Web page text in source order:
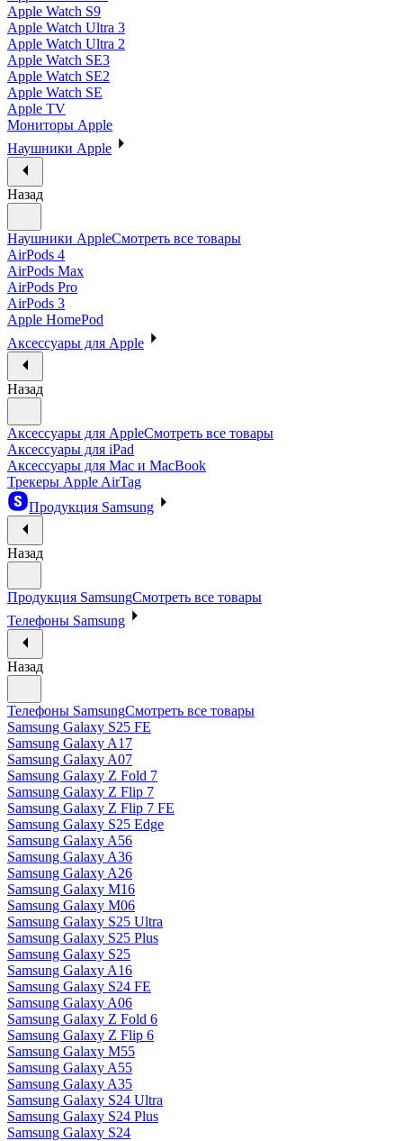
Apple Watch S9
Apple Watch Ultra 3
Apple Watch Ultra 2
Apple Watch SE3
Apple Watch SE2
Apple Watch SE
Apple TV
Мониторы Apple
Наушники Apple
Назад
Наушники AppleСмотреть все товары
AirPods 4
AirPods Max
AirPods Pro
AirPods 3
Apple HomePod
Аксессуары для Apple
Назад
Аксессуары для AppleСмотреть все товары
Аксессуары для iPad
Аксессуары для Mac и MacBook
Трекеры Apple AirTag
Продукция Samsung
Назад
Продукция SamsungСмотреть все товары
Телефоны Samsung
Назад
Телефоны SamsungСмотреть все товары
Samsung Galaxy S25 FE
Samsung Galaxy A17
Samsung Galaxy A07
Samsung Galaxy Z Fold 7
Samsung Galaxy Z Flip 7
Samsung Galaxy Z Flip 7 FE
Samsung Galaxy S25 Edge
Samsung Galaxy A56
Samsung Galaxy A36
Samsung Galaxy A26
Samsung Galaxy M16
Samsung Galaxy M06
Samsung Galaxy S25 Ultra
Samsung Galaxy S25 Plus
Samsung Galaxy S25
Samsung Galaxy A16
Samsung Galaxy S24 FE
Samsung Galaxy A06
Samsung Galaxy Z Fold 6
Samsung Galaxy Z Flip 6
Samsung Galaxy M55
Samsung Galaxy A55
Samsung Galaxy A35
Samsung Galaxy S24 Ultra
Samsung Galaxy S24 Plus
Samsung Galaxy S24